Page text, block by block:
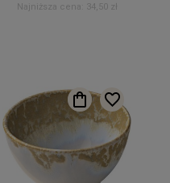
Najniższa cena:
34,50 zł